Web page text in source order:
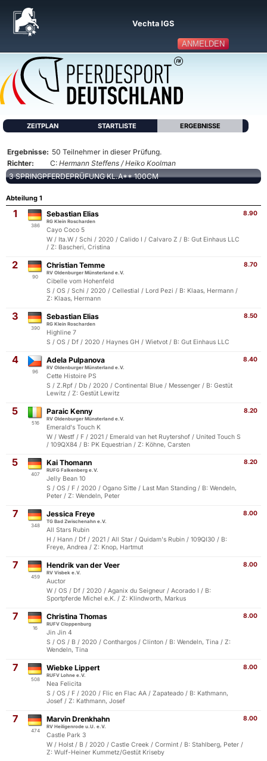
ANMELDEN
Vechta IGS
ZEITPLAN STARTLISTE ERGEBNISSE
Ergebnisse: 50 Teilnehmer in dieser Prüfung.
Richter:
C: Hermann Steffens / Heiko Koolman
3 SPRINGPFERDEPRÜFUNG KL.A** 100CM
Abteilung 1
1
386
8.90
Sebastian Elias
RG Klein Roscharden
Cayo Coco 5
W / Ita.W / Schi / 2020 / Calido I / Calvaro Z / B: Gut Einhaus LLC
/ Z: Bascheri, Cristina
2
90
8.70
Christian Temme
RV Oldenburger Münsterland e.V.
Cibelle vom Hohenfeld
S / OS / Schi / 2020 / Cellestial / Lord Pezi / B: Klaas, Hermann /
Z: Klaas, Hermann
3
390
8.50
Sebastian Elias
RG Klein Roscharden
Highline 7
S / OS / Df / 2020 / Haynes GH / Wietvot / B: Gut Einhaus LLC
4
96
8.40
Adela Pulpanova
RV Oldenburger Münsterland e.V.
Cette Histoire PS
S / Z.Rpf / Db / 2020 / Continental Blue / Messenger / B: Gestüt
Lewitz / Z: Gestüt Lewitz
5
516
8.20
Paraic Kenny
RV Oldenburger Münsterland e.V.
Emerald's Touch K
W / Westf / F / 2021 / Emerald van het Ruytershof / United Touch S
/ 109QX84 / B: PK Equestrian / Z: Köhne, Carsten
5
407
8.20
Kai Thomann
RUFG Falkenberg e.V.
Jelly Bean 10
S / OS / F / 2020 / Ogano Sitte / Last Man Standing / B: Wendeln,
Peter / Z: Wendeln, Peter
7
348
8.00
Jessica Freye
TG Bad Zwischenahn e.V.
All Stars Rubin
H / Hann / Df / 2021 / All Star / Quidam's Rubin / 109QI30 / B:
Freye, Andrea / Z: Knop, Hartmut
7
459
8.00
Hendrik van der Veer
RV Visbek e.V.
Auctor
W / OS / Df / 2020 / Aganix du Seigneur / Acorado I / B:
Sportpferde Michel e.K. / Z: Klindworth, Markus
7
16
8.00
Christina Thomas
RUFV Cloppenburg
Jin Jin 4
S / OS / B / 2020 / Conthargos / Clinton / B: Wendeln, Tina / Z:
Wendeln, Tina
7
508
8.00
Wiebke Lippert
RUFV Lohne e.V.
Nea Felicita
S / OS / F / 2020 / Flic en Flac AA / Zapateado / B: Kathmann,
Josef / Z: Kathmann, Josef
7
474
8.00
Marvin Drenkhahn
RV Heiligenrode u.U. e.V.
Castle Park 3
W / Holst / B / 2020 / Castle Creek / Cormint / B: Stahlberg, Peter /
Z: Wulf-Heiner Kummetz/Gestüt Kriseby